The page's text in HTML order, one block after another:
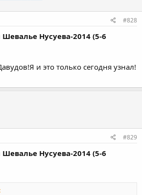
#828
Нусуева-2014 (5-6
и это только сегодня узнал!
#829
Нусуева-2014 (5-6